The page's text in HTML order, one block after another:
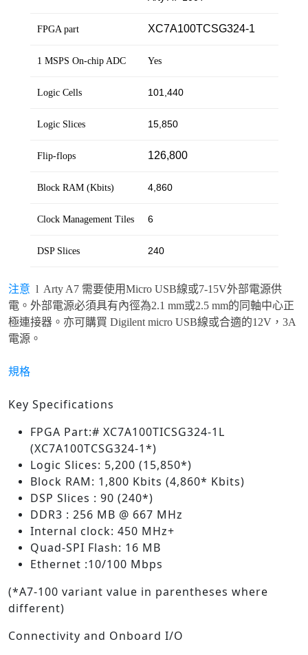
FPGA part XC7A100TCSG324-1
1 MSPS On-chip ADC Yes
Logic Cells 101,440
Logic Slices 15,850
Flip-flops 126,800
Block RAM (Kbits) 4,860
Clock Management Tiles 6
DSP Slices 240
注意 l Arty A7 需要使用Micro USB線或7-15V外部電源供
電。外部電源必須具有內徑為2.1 mm或2.5 mm的同軸中心正
極連接器。亦可購買 Digilent micro USB線或合適的12V，3A
電源。
規格
Key Specifications
FPGA Part:# XC7A100TICSG324-1L
(XC7A100TCSG324-1*)
Logic Slices: 5,200 (15,850*)
Block RAM: 1,800 Kbits (4,860* Kbits)
DSP Slices : 90 (240*)
DDR3 : 256 MB @ 667 MHz
Internal clock: 450 MHz+
Quad-SPI Flash: 16 MB
Ethernet :10/100 Mbps
(*A7-100 variant value in parentheses where
different)
Connectivity and Onboard I/O